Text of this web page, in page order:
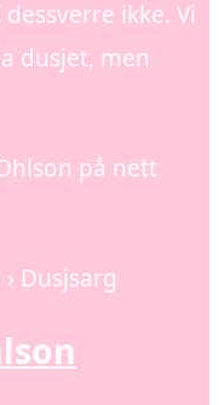
ikke. Vi
dusjet, men
på nett
Dusjsarg